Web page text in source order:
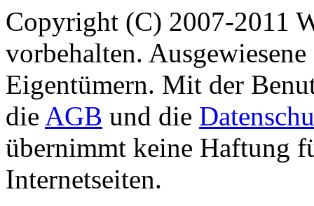
Copyright (C) 2007-2011
vorbehalten.
Eigentümern. Mit der
die AGB und die
übernimmt keine Haftung
Internetseiten.